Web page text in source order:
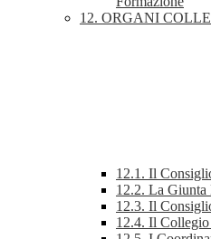
12. ORGANI
12.1. Il
12.2. La Giunta
12.3. Il
12.4. Il